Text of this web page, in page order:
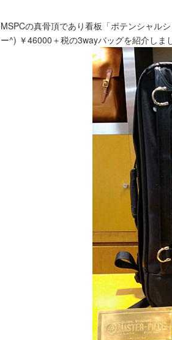
MSPCの真骨頂であり看板「ポテンシャル
ー^) ￥46000＋税の3wayバッグを紹介しま